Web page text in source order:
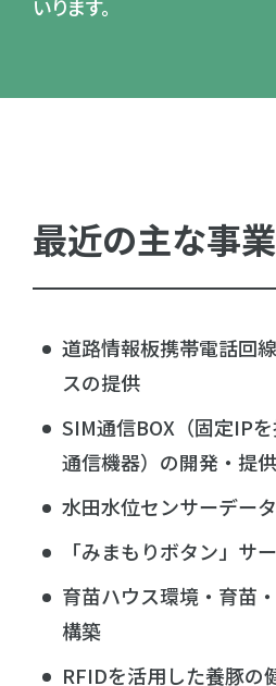
いります。
最近の主な事
道路情報板携帯電話回
スの提供
SIM通信BOX（固定IP
通信機器）の開発・提供
水田水位センサーデー
「みまもりボタン」サ
育苗ハウス環境・育苗
構築
RFIDを活用した養豚の